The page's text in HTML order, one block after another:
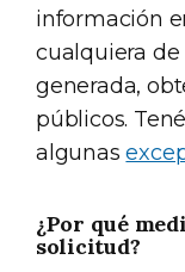
información
cualquiera de
generada,
públicos.
algunas
¿Por qué
solicitud?